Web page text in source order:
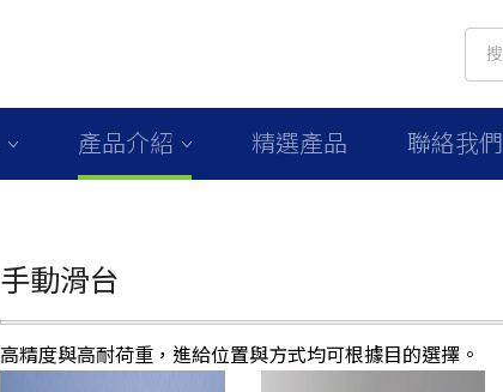
產品介紹 精選產品 聯絡我們
手動滑台
高精度與高耐荷重，進給位置與方式均可根據目的選擇。